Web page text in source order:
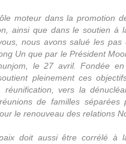
moteur dans la promotion
ainsi que dans le soutien à
nous avons salué les pas
Un que par le Président
le 27 avril. Fondée en
pleinement ces
vers la
de familles
le renouveau des relations
doit aussi être corrélé à